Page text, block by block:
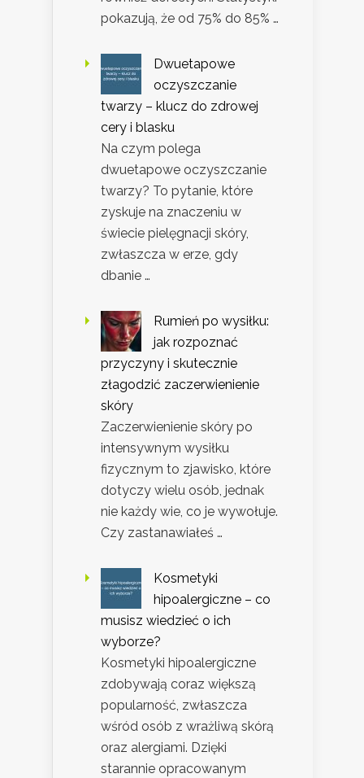
pokazują, że od 75% do 85% …
Dwuetapowe
oczyszczanie
twarzy – klucz do zdrowej
cery i blasku
Na czym polega
dwuetapowe oczyszczanie
twarzy? To pytanie, które
zyskuje na znaczeniu w
świecie pielęgnacji skóry,
zwłaszcza w erze, gdy
dbanie …
Rumień po wysiłku:
jak rozpoznać
przyczyny i skutecznie
złagodzić zaczerwienienie
skóry
Zaczerwienienie skóry po
intensywnym wysiłku
fizycznym to zjawisko, które
dotyczy wielu osób, jednak
nie każdy wie, co je wywołuje.
Czy zastanawiałeś …
Kosmetyki
hipoalergiczne – co
musisz wiedzieć o ich
wyborze?
Kosmetyki hipoalergiczne
zdobywają coraz większą
popularność, zwłaszcza
wśród osób z wrażliwą skórą
oraz alergiami. Dzięki
starannie opracowanym